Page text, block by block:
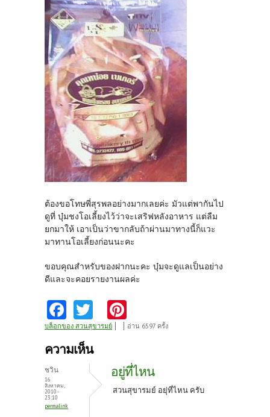
ต้องขอโทษพี่สุรพลอย่างมากเลยค่ะ มัวแต่พากันไป
ดูที่ บุ๋มชงโอเลี้ยงไว้ว่าจะเสริฟหลังอาหาร แต่ลืม
ยกมาให้ เอาเป็นว่าขากลับถ้าผ่านมาทางนี้ก็แวะ
มาทานโอเลี้ยงก่อนนะคะ
ขอบคุณสำหรับของฝากนะคะ บุ๋มจะดูแลเป็นอย่าง
ดีและจะคอยรายงานผลค่ะ
Fa
ce
b
k
w
itt
nt
es
t
บล็อกของ สวนสุขารมย์ อ่าน 6597 ครั้ง
ความเห็น
ชวิน
16
สิงหาคม,
2010 -
23:10
permalink
อยู่ที่ไหน
สวนสุขารมย์ อยุ่ที่ไหน ครับ